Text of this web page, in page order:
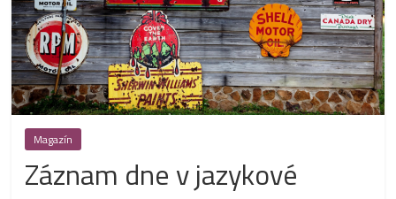
Magazín
Záznam dne v jazykové